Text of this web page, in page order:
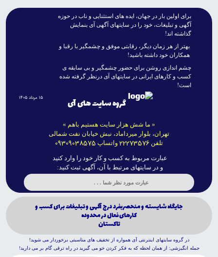
براى اولين بار در جهان، ايده هاى استثنايى و ناب در حوزه
آگهى و تبليغات، خود را در سايتهاى آگهى آى بنمايش
گذاشته اند!
بهتر از هر زمان ديگر، رقابتى موفق و چشمگير با رقبا و
همکاران خود داشته باشيد!
چشم اندازى روشن براى حضور چشمگير و بى سابقه ى
کسب و کارهاى ايرانى در سايتهاى آى درنظر گرفته شده
است!
گروه سایت های آی
« ما شش هزار سایت هستیم باهم »
تهران، بلوار میرداماد، نبش خیابان نفت شمالی
تلفن 22273576 واتساپ 09309038575
۱۵ مرداد ۱۴۰۵
عبارت مربوط به کسب و کار خود را وارد کنید
و در سایتهای مرتبط با آن، آگهی ثبت کنید:
جايگاه شايسته و منحصربفرد درج آگهى و تبليغات براى كسب و
كارهاى فعال در محدوده
تاكستان
در گروه سايتهاى اينترنتى آى همواره از تخفيف هاى مناسبتى برخوردار مى شويد!
جمله انگيزشى: از همان لحظه که به فکر کردن خو مى گيريد در راه ترقى گام بر مى داريد!